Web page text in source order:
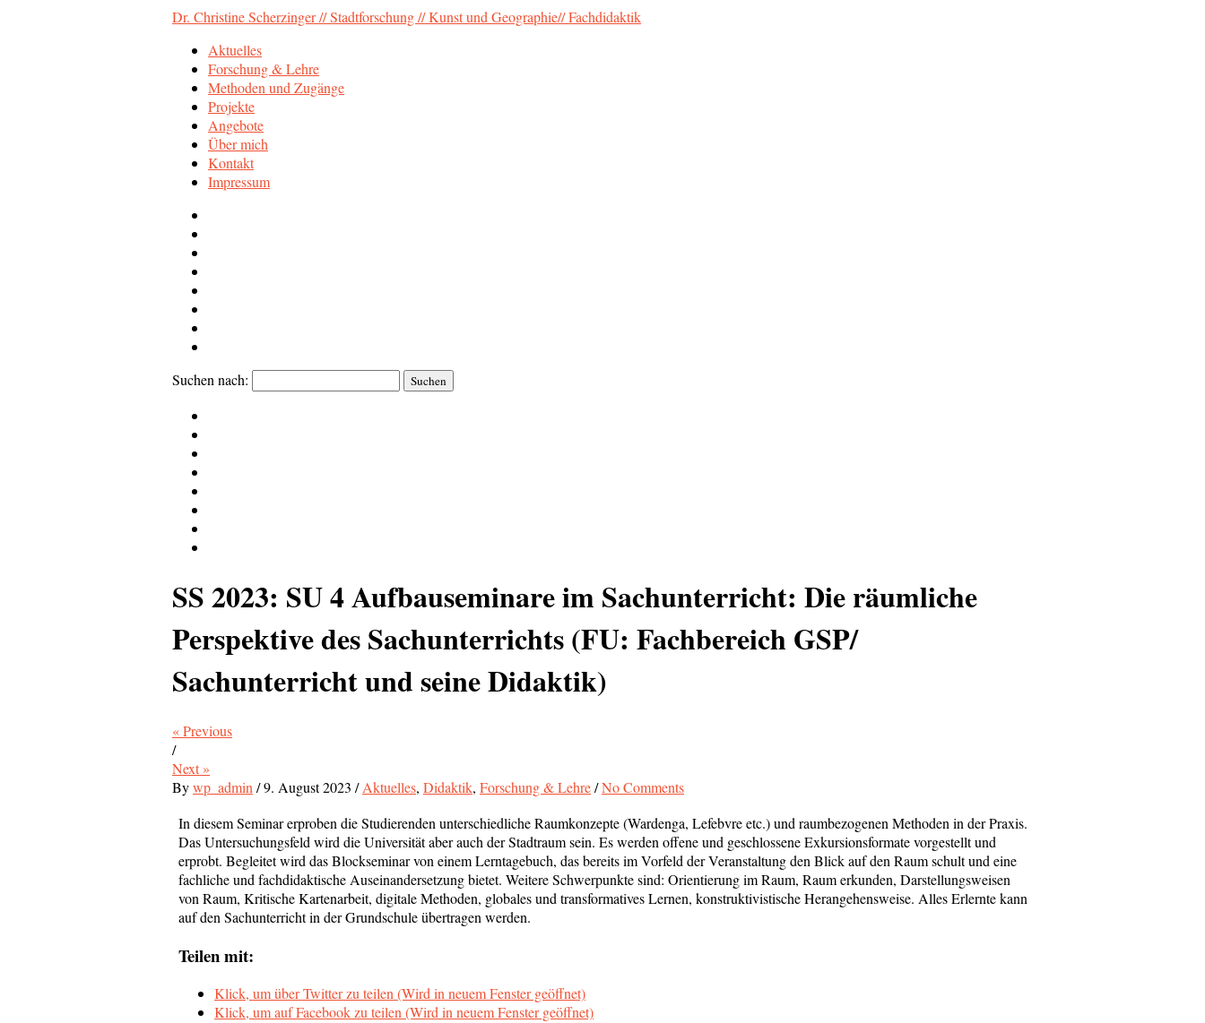
Dr. Christine Scherzinger // Stadtforschung // Kunst und Geographie// Fachdidaktik
Aktuelles
Forschung & Lehre
Methoden und Zugänge
Projekte
Angebote
Über mich
Kontakt
Impressum
Suchen nach:
SS 2023: SU 4 Aufbauseminare im Sachunterricht: Die räumliche
Perspektive des Sachunterrichts (FU: Fachbereich GSP/
Sachunterricht und seine Didaktik)
« Previous
/
Next »
Bywp_admin /9. August 2023 / Aktuelles, Didaktik, Forschung & Lehre/No Comments
In diesem Seminar erproben die Studierenden unterschiedliche Raumkonzepte (Wardenga, Lefebvre etc.) und raumbezogenen Methoden in der Praxis.
Das Untersuchungsfeld wird die Universität aber auch der Stadtraum sein. Es werden offene und geschlossene Exkursionsformate vorgestellt und
erprobt. Begleitet wird das Blockseminar von einem Lerntagebuch, das bereits im Vorfeld der Veranstaltung den Blick auf den Raum schult und eine
fachliche und fachdidaktische Auseinandersetzung bietet. Weitere Schwerpunkte sind: Orientierung im Raum, Raum erkunden, Darstellungsweisen
von Raum, Kritische Kartenarbeit, digitale Methoden, globales und transformatives Lernen, konstruktivistische Herangehensweise. Alles Erlernte kann
auf den Sachunterricht in der Grundschule übertragen werden.
Teilen mit:
Klick, um über Twitter zu teilen (Wird in neuem Fenster geöffnet)
Klick, um auf Facebook zu teilen (Wird in neuem Fenster geöffnet)